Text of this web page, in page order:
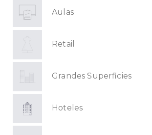
Aulas
Retail
Grandes Superficies
Hoteles